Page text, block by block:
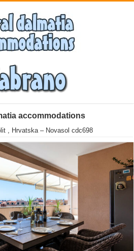
accommodations
, Hrvatska – Novasol cdc698